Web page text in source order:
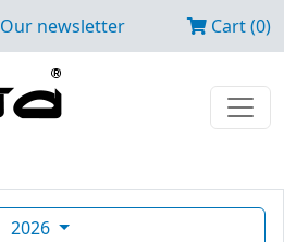
Our newsletter Cart (0)
2026